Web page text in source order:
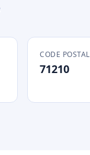
CODE POSTAL
71210